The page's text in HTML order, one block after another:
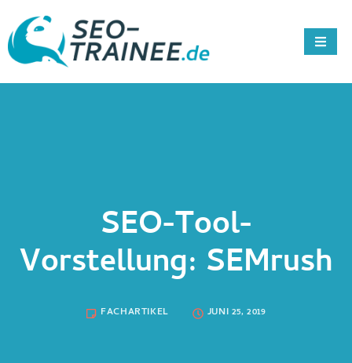
SEO-Tool-
Vorstellung: SEMrush
FACHARTIKEL JUNI 25, 2019